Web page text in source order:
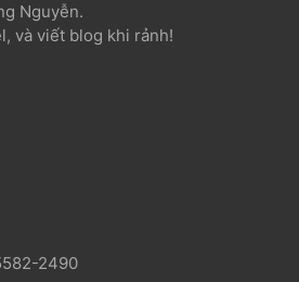
Nguyễn.
và viết blog khi rảnh!
2490